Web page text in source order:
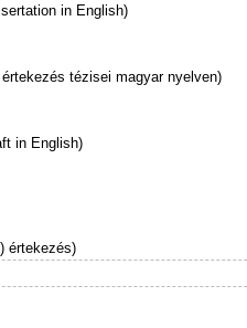
in English)
tézisei magyar nyelven)
in English)
értekezés)